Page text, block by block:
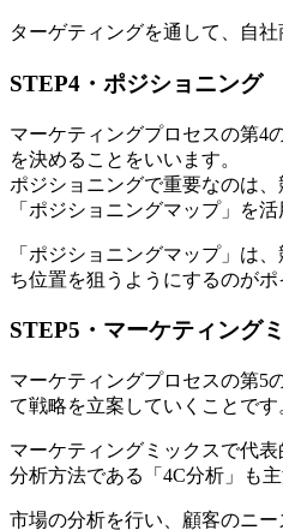
ターゲティングを通して、自
STEP4・ポジショニング
マーケティングプロセスの第4
を決めることをいいます。
ポジショニングで重要なのは
「ポジショニングマップ」を活
「ポジショニングマップ」は
ち位置を狙うようにするのが
STEP5・マーケティング
マーケティングプロセスの第5
て戦略を立案していくことです
マーケティングミックスで代
分析方法である「4C分析」も
市場の分析を行い、顧客のニ